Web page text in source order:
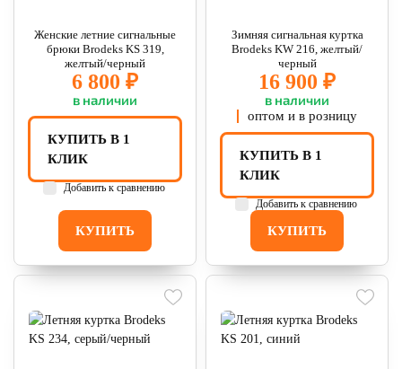
Женские летние сигнальные
брюки Brodeks KS 319,
желтый/черный
6 800 ₽
в наличии
КУПИТЬ
КУПИТЬ В 1
КЛИК
Добавить к сравнению
Зимняя сигнальная куртка
Brodeks KW 216, желтый/
черный
16 900 ₽
в наличии
оптом и в розницу
КУПИТЬ
КУПИТЬ В 1
КЛИК
Добавить к сравнению